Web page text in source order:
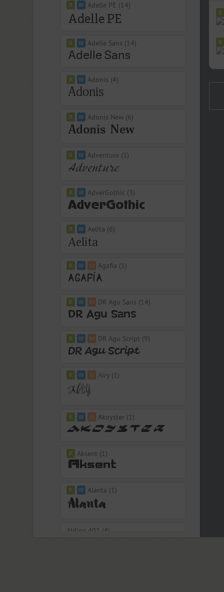
Adelle PE (14)
Adelle Sans (14)
Adonis (4)
Adonis New (6)
Adventure (1)
AdverGothic (3)
Aelita (6)
Agafia (1)
DR Agu Sans (14)
DR Agu Script (9)
Airy (1)
Akoyster (1)
Aksent (1)
Alanta (1)
Aldine 401 (4)